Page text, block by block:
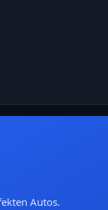
Autos.